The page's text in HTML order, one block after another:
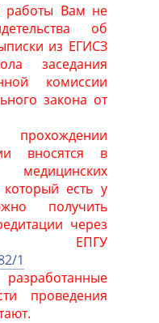
работы Вам не
об
из ЕГИСЗ
заседания
комиссии
закона от
вносятся в
есть у
получить
через
ЕПГУ
1
проведения